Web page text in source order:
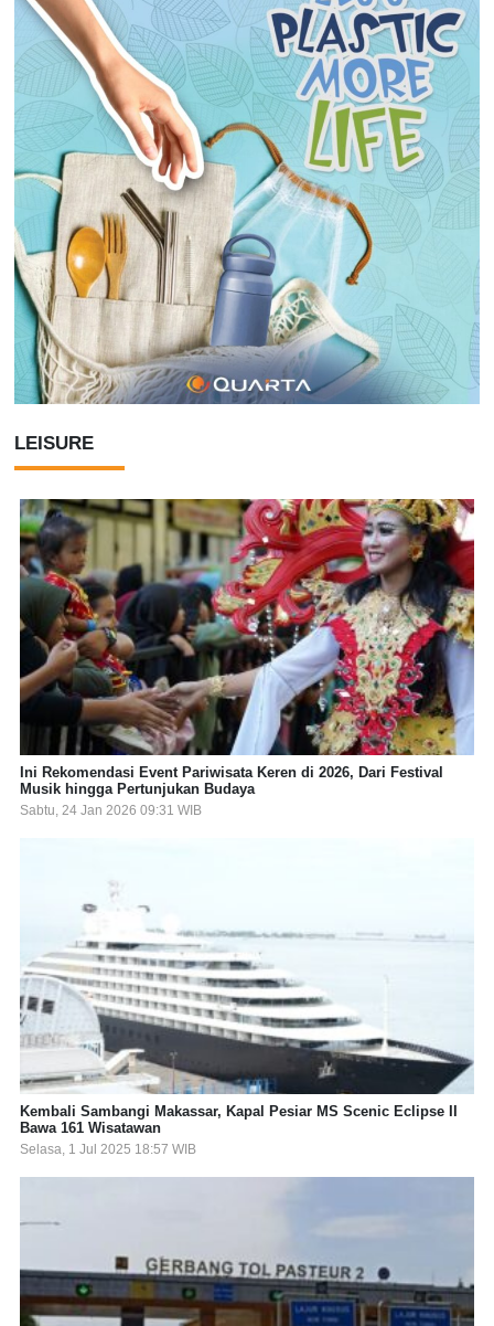
LEISURE
Ini Rekomendasi Event Pariwisata Keren di 2026, Dari Festival
Musik hingga Pertunjukan Budaya
Sabtu, 24 Jan 2026 09:31 WIB
Kembali Sambangi Makassar, Kapal Pesiar MS Scenic Eclipse II
Bawa 161 Wisatawan
Selasa, 1 Jul 2025 18:57 WIB